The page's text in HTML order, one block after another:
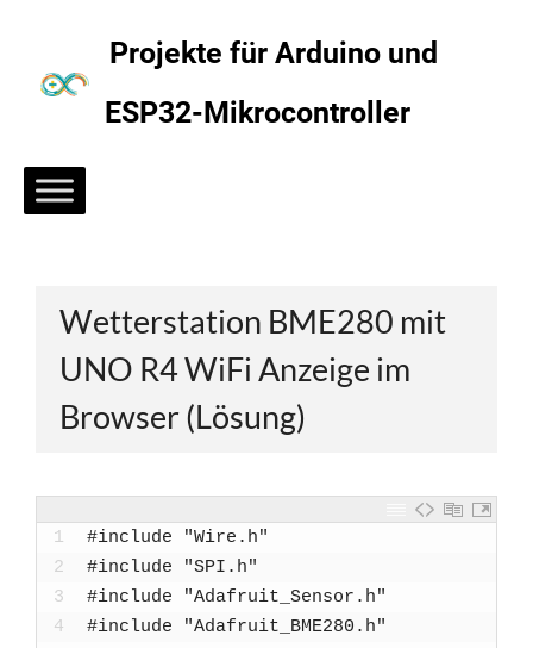
springen
Projekte für Arduino und
ESP32-Mikrocontroller
Wetterstation BME280 mit
UNO R4 WiFi Anzeige im
Browser (Lösung)
1
2
3
4
#include "Wire.h"
#include "SPI.h"
#include "Adafruit_Sensor.h"
#include "Adafruit_BME280.h"